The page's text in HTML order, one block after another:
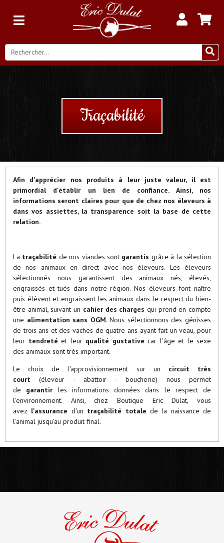
Traçabilité
Afin d'apprécier nos produits à leur juste valeur, il est
primordial d'établir un lien de confiance. Ainsi, nos
informations seront claires pour que de chez nos éleveurs à
dans vos assiettes, la transparence soit la base de cette
relation.
La traçabilité de nos viandes sont garantis grâce à la sélection
de nos animaux en direct avec nos éleveurs. Les éleveurs
sélectionnés nous garantissent des animaux nés, élevés,
engraissés et tués dans notre région. Nos éleveurs font naître
puis élèvent et engraissent les animaux dans le respect du bien-
être animal, suivant un cahier des charges qui prend en compte
une alimentation sans OGM. Nous sélectionnons des génisses
de trois ans et des vaches de quatre ans ayant fait un veau, pour
leur tendreté et leurqualité gustative car l'âge et le sexe
des animaux sont très important.
Le choix de l'approvisionnement sur un circuit très
court (éleveur - abattoir - boucherie) nous permet
de garantir les informations données dans le respect de
l'environnement. Ainsi, chez Boutique Eric Dulat, vous
avez l'assurance d'un traçabilité totale de la naissance de
l'animal jusqu'au produit final.